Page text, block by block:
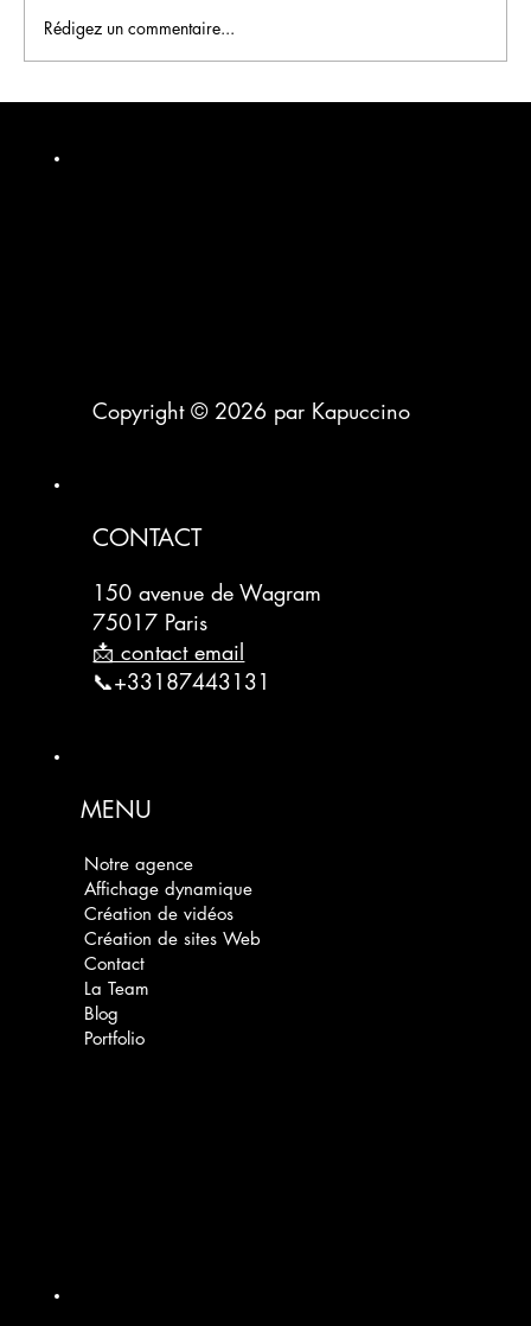
Rédigez un commentaire...
Copyright © 2026 par Kapuccino
CONTACT
150 avenue de Wagram
75017 Paris
📩 contact email
📞+33187443131
MENU
Notre agence
Affichage dynamique
Création de vidéos
Création de sites Web
Contact
La Team
Blog
Portfolio